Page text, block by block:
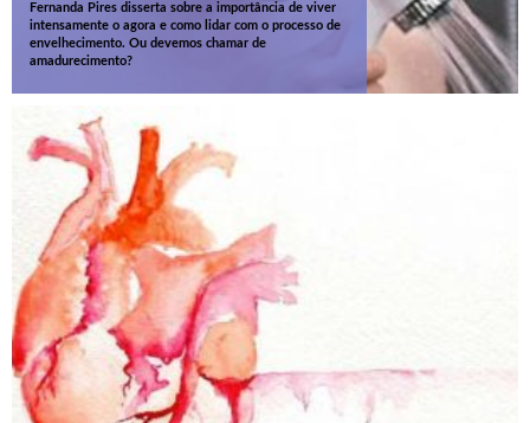
Fernanda Pires disserta sobre a importância de viver
intensamente o agora e como lidar com o processo de
envelhecimento. Ou devemos chamar de
amadurecimento?